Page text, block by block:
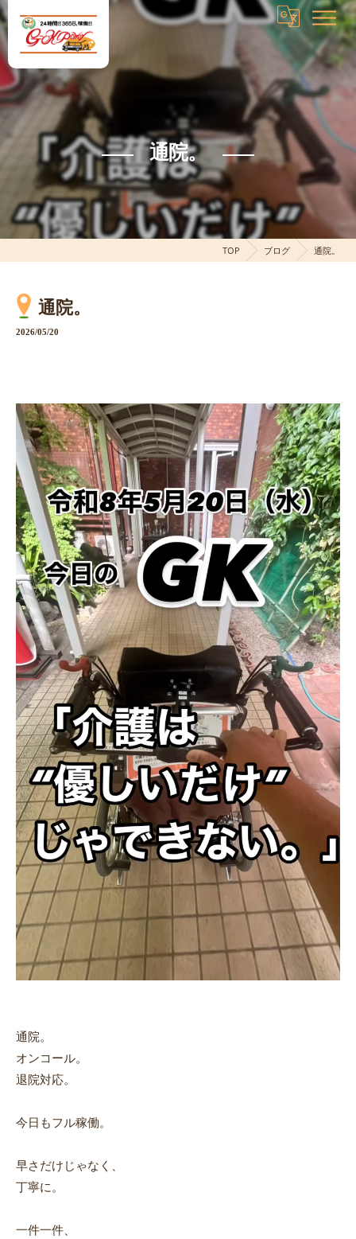
通院。
TOP ブログ 通院。
通院。
2026/05/20
通院。
オンコール。
退院対応。
今日もフル稼働。
早さだけじゃなく、
丁寧に。
一件一件、